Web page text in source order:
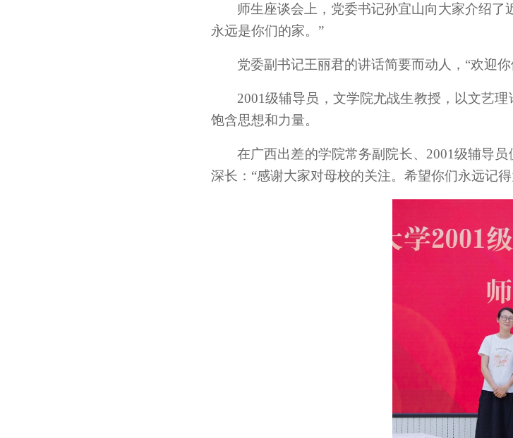
师生座谈会上，党委书记孙宜山向大家介绍
永远是你们的家。”
党委副书记王丽君的讲话简要而动人，“欢迎
2001级辅导员，文学院尤战生教授，以文艺
饱含思想和力量。
在广西出差的学院常务副院长、2001级辅导
深长：“感谢大家对母校的关注。希望你们永远记